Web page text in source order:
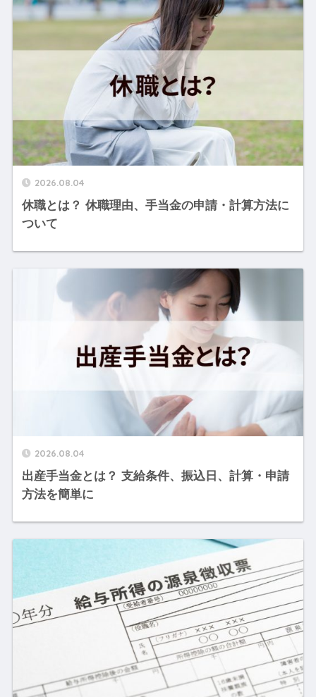
2026.08.04
休職とは？ 休職理由、手当金の申請・計算方法に
ついて
2026.08.04
出産手当金とは？ 支給条件、振込日、計算・申請
方法を簡単に